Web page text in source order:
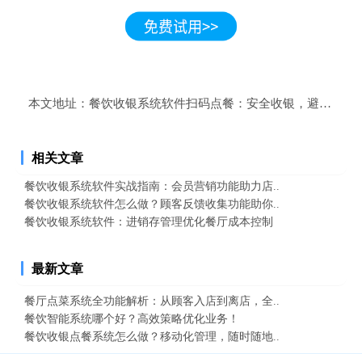
本文地址： 餐饮收银系统软件扫码点餐：安全收银，避免漏洞
相关文章
餐饮收银系统软件实战指南：会员营销功能助力店..
餐饮收银系统软件怎么做？顾客反馈收集功能助你..
餐饮收银系统软件：进销存管理优化餐厅成本控制
最新文章
餐厅点菜系统全功能解析：从顾客入店到离店，全..
餐饮智能系统哪个好？高效策略优化业务！
餐饮收银点餐系统怎么做？移动化管理，随时随地..